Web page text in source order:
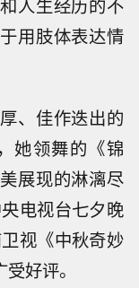
人生经历的不
用肢体表达情
、佳作迭出的
她领舞的《锦
展现的淋漓尽
电视台七夕晚
视《中秋奇妙
好评。